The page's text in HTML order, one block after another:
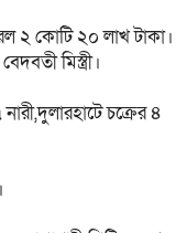
২ কোটি ২০ লাখ টাকা।
মিস্ত্রী।
নারী,দুলারহাটে চক্রের ৪